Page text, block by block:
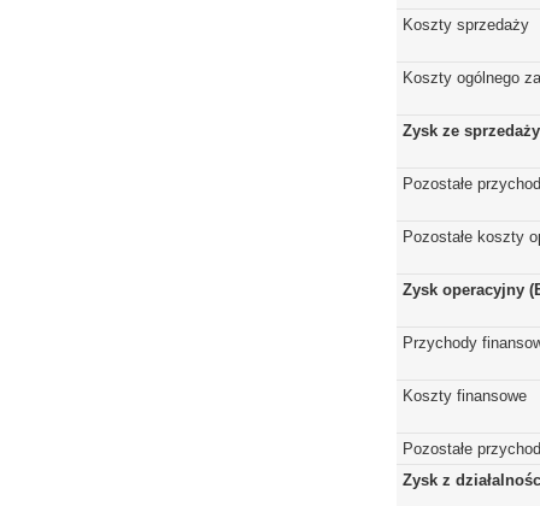
Koszty sprzedaży
Koszty ogólnego
Zysk ze sprzedaży
Pozostałe
Pozostałe koszty
Zysk operacyjny
Przychody
Koszty finansowe
Pozostałe
Zysk z